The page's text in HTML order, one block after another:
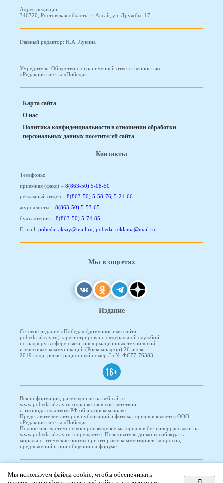
Адрес редакции:
346720, Ростовская область, г. Аксай, ул. Дружбы, 17
Главный редактор: Н.А. Лукина
Учредитель: Общество с ограниченной ответственностью
«Редакция газеты «Победа»
Карта сайта
О нас
Политика конфиденциальности в отношении обработки
персональных данных посетителей сайта
Контакты
Телефоны:
приемная (факс) – 8(863-50) 5-08-50
рекламный отдел – 8(863-50) 5-58-76, 5-21-66
журналисты – 8(863-50) 5-53-65
бухгалтерия – 8(863-50) 5-74-85
E-mail: pobeda_aksay@mail.ru, pobeda_reklama@mail.ru
Мы в соцсетях
Издание
Сетевое издание «Победа» (доменное имя сайта
pobeda-aksay.ru) зарегистрировано федеральной службой
по надзору в сфере связи, информационных технологий
и массовых коммуникаций (Роскомнадзор) 26 июля
2019 года, регистрационный номер Эл № ФС77-76383
16+
Вся информация, размещенная на веб-сайте
www.pobeda-aksay.ru охраняется в соответствии
с законодательством РФ об авторском праве.
Представителем авторов публикаций и фотоматериалов является ООО
«Редакция газеты «Победа».
Полное или частичное воспроизведение материалов без гиперрассылки на
www.pobeda-aksay.ru запрещается. Пользователи должны соблюдать
морально-этические нормы при отправке комментариев, вопросов,
предложений и при общении на форуме
ПОБЕДА © 2010-2026
Мы используем файлы cookie, чтобы обеспечивать
Я